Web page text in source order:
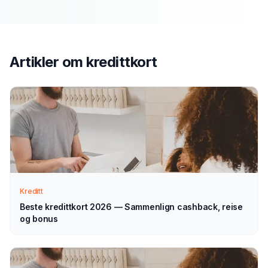
2 Vi tar kontakt
Vi går gjennom forespørselen din og tar kontakt med
veiledning — normalt innen 1–2 virkedager.
Sammenlign aktuelle tilbud i ro og mak, og velg det som
passer deg — helt uforpliktende.
Tips for å få best mulig kredittkort
Artikler om kredittkort
Kreditt
Beste kredittkort 2026 — Sammenlign cashback, reise
og bonus